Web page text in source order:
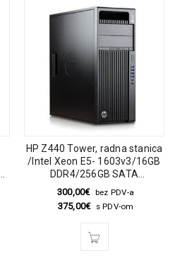
HP Z440 Tower, radna stanica
/Intel Xeon E5- 1603v3/16GB
DDR4/256GB SATA
SSD/DVD/Nvidia Quadro
300,00€ bez PDV-a
375,00€ s PDV-om